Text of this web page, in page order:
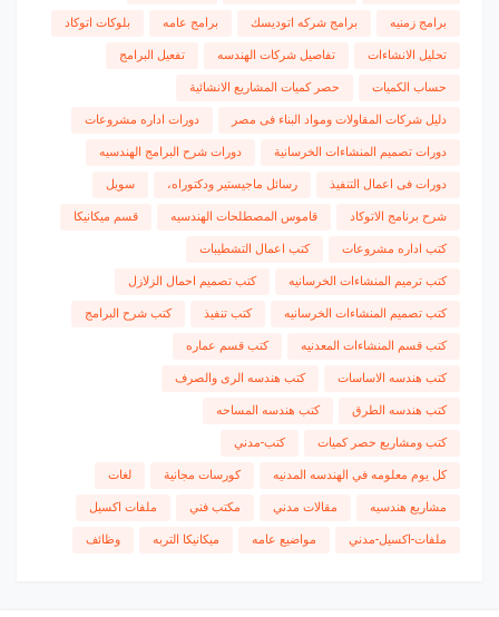
برامج زمنيه برامج شركه اتوديسك برامج عامه بلوكات اتوكاد
تحليل الانشاءات تفاصيل شركات الهندسه تفعيل البرامج
حساب الكميات حصر كميات المشاريع الانشائية
دليل شركات المقاولات ومواد البناء فى مصر دورات اداره مشروعات
دورات تصميم المنشاءات الخرسانية دورات شرح البرامج الهندسيه
دورات فى اعمال التنفيذ رسائل ماجيستير ودكتوراه، سويل
شرح برنامج الاتوكاد قاموس المصطلحات الهندسيه قسم ميكانيكا
كتب اداره مشروعات كتب اعمال التشطيبات
كتب ترميم المنشاءات الخرسانيه كتب تصميم احمال الزلازل
كتب تصميم المنشاءات الخرسانيه كتب تنفيذ كتب شرح البرامج
كتب قسم المنشاءات المعدنيه كتب قسم عماره
كتب هندسه الاساسات كتب هندسه الرى والصرف
كتب هندسه الطرق كتب هندسه المساحه
كتب ومشاريع حصر كميات كتب-مدني
كل يوم معلومه في الهندسه المدنيه كورسات مجانية لغات
مشاريع هندسيه مقالات مدني مكتب فني ملفات اكسيل
ملفات-اكسيل-مدني مواضيع عامه ميكانيكا التربه وظائف